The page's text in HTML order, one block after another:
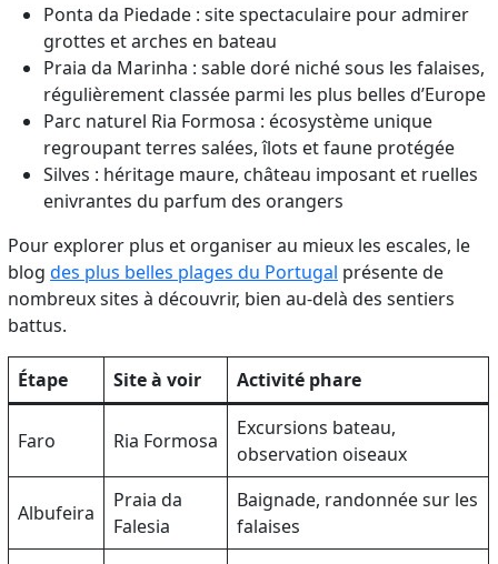
Ponta da Piedade : site spectaculaire pour admirer
grottes et arches en bateau
Praia da Marinha : sable doré niché sous les falaises,
régulièrement classée parmi les plus belles d’Europe
Parc naturel Ria Formosa : écosystème unique
regroupant terres salées, îlots et faune protégée
Silves : héritage maure, château imposant et ruelles
enivrantes du parfum des orangers
Pour explorer plus et organiser au mieux les escales, le
blogdes plus belles plages du Portugal présente de
nombreux sites à découvrir, bien au-delà des sentiers
battus.
Étape Site à voir Activité phare
Faro Ria Formosa
Excursions bateau,
observation oiseaux
Albufeira
Praia da
Falesia
Baignade, randonnée sur les
falaises